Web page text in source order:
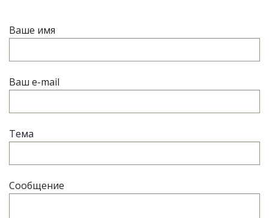
Ваше имя
Ваш e-mail
Тема
Сообщение